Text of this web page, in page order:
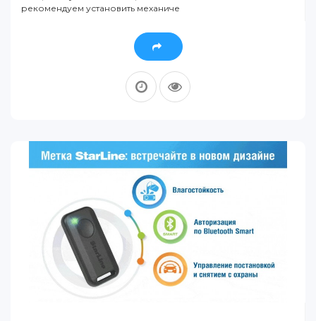
рекомендуем установить механиче